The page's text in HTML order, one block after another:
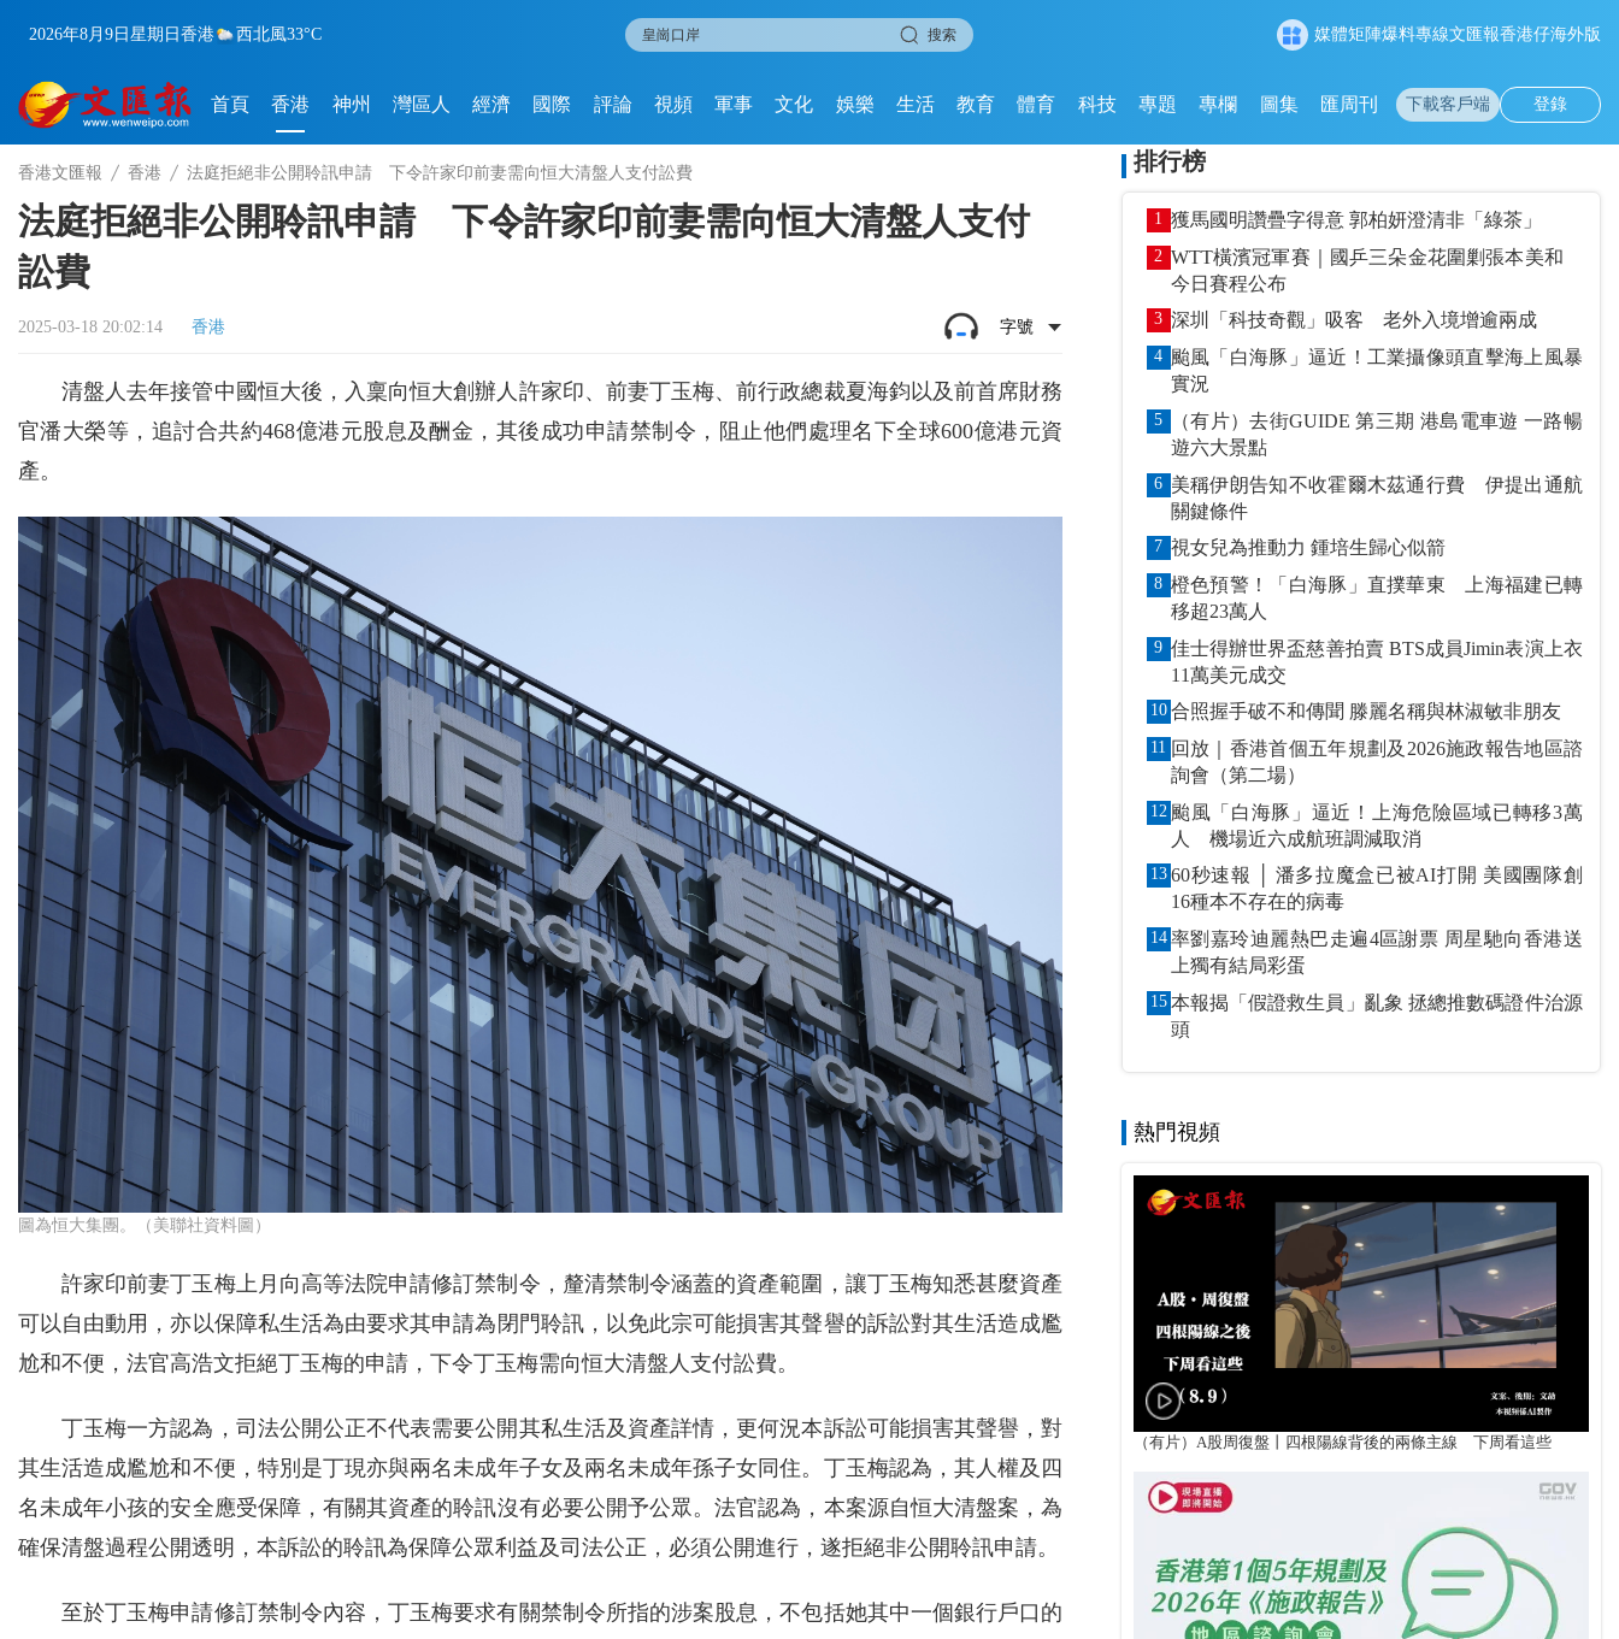
2026年8月9日 星期日 香港 西北風33°C 搜索 媒體矩陣爆料專線文匯報香港仔海外版
首頁 香港 神州 灣區人 經濟 國際 評論 視頻 軍事 文化 娛樂 生活 教育 體育 科技 專題 專欄 圖集 匯周刊 下載客戶端 登錄
香港文匯報 香港 法庭拒絕非公開聆訊申請 下令許家印前妻需向恒大清盤人支付訟費
法庭拒絕非公開聆訊申請 下令許家印前妻需向恒大清盤人支付
訟費
2025-03-18 20:02:14 香港 字號
清盤人去年接管中國恒大後，入稟向恒大創辦人許家印、前妻丁玉梅、前行政總裁夏海鈞以及前首席財務
官潘大榮等，追討合共約468億港元股息及酬金，其後成功申請禁制令，阻止他們處理名下全球600億港元資
產。
圖為恒大集團。（美聯社資料圖）
許家印前妻丁玉梅上月向高等法院申請修訂禁制令，釐清禁制令涵蓋的資產範圍，讓丁玉梅知悉甚麼資產
可以自由動用，亦以保障私生活為由要求其申請為閉門聆訊，以免此宗可能損害其聲譽的訴訟對其生活造成尷
尬和不便，法官高浩文拒絕丁玉梅的申請，下令丁玉梅需向恒大清盤人支付訟費。
丁玉梅一方認為，司法公開公正不代表需要公開其私生活及資產詳情，更何況本訴訟可能損害其聲譽，對
其生活造成尷尬和不便，特別是丁現亦與兩名未成年子女及兩名未成年孫子女同住。丁玉梅認為，其人權及四
名未成年小孩的安全應受保障，有關其資產的聆訊沒有必要公開予公眾。法官認為，本案源自恒大清盤案，為
確保清盤過程公開透明，本訴訟的聆訊為保障公眾利益及司法公正，必須公開進行，遂拒絕非公開聆訊申請。
至於丁玉梅申請修訂禁制令內容，丁玉梅要求有關禁制令所指的涉案股息，不包括她其中一個銀行戶口的
排行榜
1 獲馬國明讚疊字得意 郭柏妍澄清非「綠茶」
2 WTT橫濱冠軍賽｜國乒三朵金花圍剿張本美和
今日賽程公布
3 深圳「科技奇觀」吸客 老外入境增逾兩成
4 颱風「白海豚」逼近！工業攝像頭直擊海上風暴
實況
5
（有片）去街GUIDE 第三期 港島電車遊 一路暢
遊六大景點
6 美稱伊朗告知不收霍爾木茲通行費 伊提出通航
關鍵條件
7 視女兒為推動力 鍾培生歸心似箭
8 橙色預警！「白海豚」直撲華東 上海福建已轉
移超23萬人
9 佳士得辦世界盃慈善拍賣 BTS成員Jimin表演上衣
11萬美元成交
10 合照握手破不和傳聞 滕麗名稱與林淑敏非朋友
11 回放｜香港首個五年規劃及2026施政報告地區諮
詢會（第二場）
12 颱風「白海豚」逼近！上海危險區域已轉移3萬
人 機場近六成航班調減取消
13 60秒速報 │ 潘多拉魔盒已被AI打開 美國團隊創
16種本不存在的病毒
14 率劉嘉玲迪麗熱巴走遍4區謝票 周星馳向香港送
上獨有結局彩蛋
15 本報揭「假證救生員」亂象 拯總推數碼證件治源
頭
熱門視頻
（有片）A股周復盤丨四根陽線背後的兩條主線 下周看這些